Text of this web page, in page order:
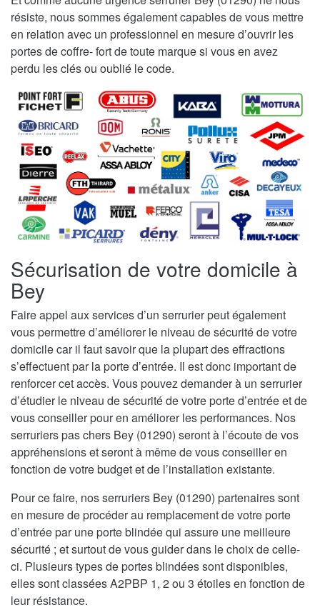
résiste, nous sommes également capables de vous mettre
en relation avec un professionnel en mesure d’ouvrir les
portes de coffre- fort de toute marque si vous en avez
perdu les clés ou oublié le code.
Sécurisation de votre domicile à
Bey
Faire appel aux services d’un serrurier peut également
vous permettre d’améliorer le niveau de sécurité de votre
domicile car il faut savoir que la plupart des effractions
s’effectuent par la porte d’entrée. Il est donc important de
renforcer cet accès. Vous pouvez demander à un serrurier
d’étudier le niveau de sécurité de votre porte d’entrée et de
vous conseiller pour en améliorer les performances. Nos
serruriers pas chers Bey (01290) seront à l’écoute de vos
appréhensions et seront à même de vous conseiller en
fonction de votre budget et de l’installation existante.
Pour ce faire, nos serruriers Bey (01290) partenaires sont
en mesure de procéder au remplacement de votre porte
d’entrée par une porte blindée qui assure une meilleure
sécurité ; et surtout de vous guider dans le choix de celle-
ci. Plusieurs types de portes blindées sont disponibles,
elles sont classées A2PBP 1, 2 ou 3 étoiles en fonction de
leur résistance.